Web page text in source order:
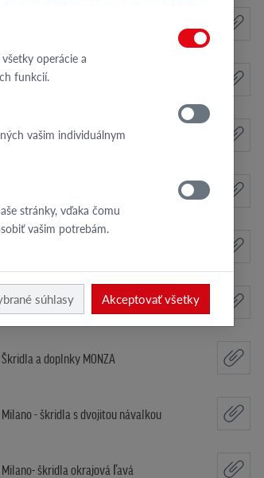
MONZA - Tobago glazúra
Ukončenie hrebenáča
Piemont vetrací
Škridla a doplnky MONZA
Milano - škridla s dvojitou návalkou
Milano- škridla okrajová ľavá
operácie a
funkcií.
vašim individuálnym
stránky, vďaka čomu
vašim potrebám.
súhlasy Akceptovať všetky